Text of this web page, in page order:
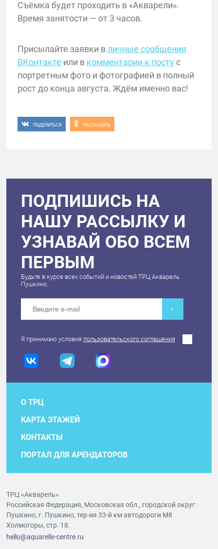
Съёмка будет проходить в «Акварели».
Время занятости — от 3 часов.
Присылайте заявки вличные сообщения
ВКонтакте или в комментарии к посту с
портретным фото и фотографией в полный
рост до конца августа. Ждём именно вас!
ПОДЕЛИТЬСЯ РАССКАЗАТЬ
ПОДПИШИСЬ НА
НАШУ РАССЫЛКУ И
УЗНАВАЙ ОБО ВСЕМ
ПЕРВЫМ
Будьте в курсе всех событий и новостей ТРЦ Акварель
Пушкино.
Я принимаю условия пользовательского соглашения
О ТРЦ
КАРТА ЭТАЖЕЙ
КОНТАКТЫ
ПОРТАЛ ДЛЯ АРЕНДАТОРОВ
ТРЦ «Акварель»
Российская Федерация, Московская обл., городской округ
Пушкино, г. Пушкино, тер-ия 33-й км автодороги М8
Холмогоры, стр. 18.
hello@aquarelle-centre.ru